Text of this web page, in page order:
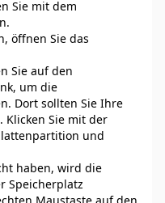
Sie mit dem
öffnen Sie das
Sie auf den
um die
Dort sollten Sie Ihre
Klicken Sie mit der
und
haben, wird die
Speicherplatz